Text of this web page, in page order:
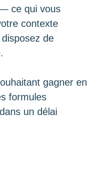
ce qui vous
contexte
de
gagner en
formules
un délai